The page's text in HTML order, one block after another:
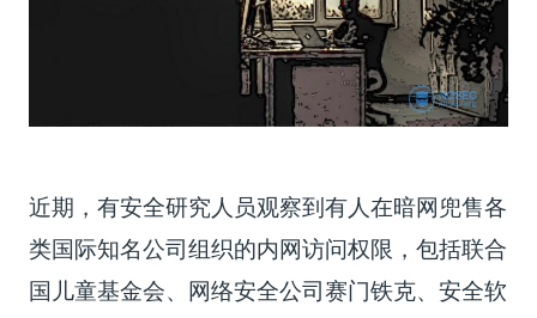
近期，有安全研究人员观察到有人在暗网兜售各
类国际知名公司组织的内网访问权限，包括联合
国儿童基金会、网络安全公司赛门铁克、安全软